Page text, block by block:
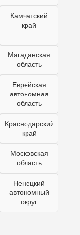
Камчатский
край
Магаданская
область
Еврейская
автономная
область
Краснодарский
край
Московская
область
Ненецкий
автономный
округ